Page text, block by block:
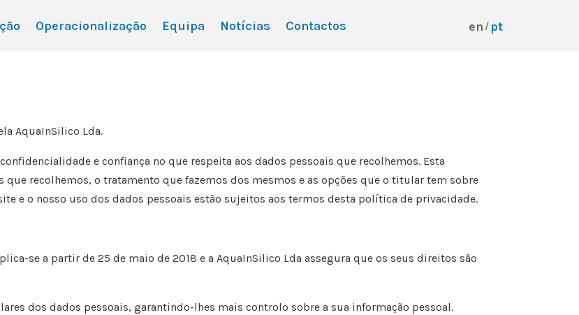
Operacionalização Equipa Notícias Contactos en pt
AquaInSilico Lda.
e confiança no que respeita aos dados pessoais que recolhemos. Esta
que recolhemos, o tratamento que fazemos dos mesmos e as opções que o titular tem sobre
e o nosso uso dos dados pessoais estão sujeitos aos termos desta política de privacidade.
se a partir de 25 de maio de 2018 e a AquaInSilico Lda assegura que os seus direitos são
dos dados pessoais, garantindo-lhes mais controlo sobre a sua informação pessoal.